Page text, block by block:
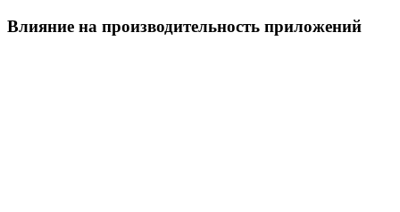
Влияние на производительность приложений